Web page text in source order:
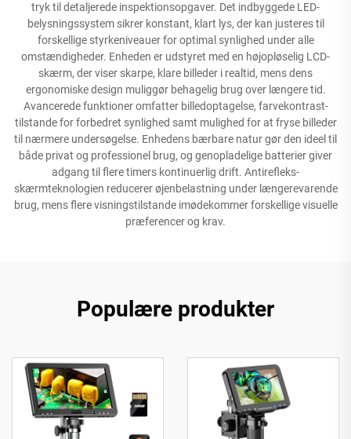
tryk til detaljerede inspektionsopgaver. Det indbyggede LED-
belysningssystem sikrer konstant, klart lys, der kan justeres til
forskellige styrkeniveauer for optimal synlighed under alle
omstændigheder. Enheden er udstyret med en højopløselig LCD-
skærm, der viser skarpe, klare billeder i realtid, mens dens
ergonomiske design muliggør behagelig brug over længere tid.
Avancerede funktioner omfatter billedoptagelse, farvekontrast-
tilstande for forbedret synlighed samt mulighed for at fryse billeder
til nærmere undersøgelse. Enhedens bærbare natur gør den ideel til
både privat og professionel brug, og genopladelige batterier giver
adgang til flere timers kontinuerlig drift. Antirefleks-
skærmteknologien reducerer øjenbelastning under længerevarende
brug, mens flere visningstilstande imødekommer forskellige visuelle
præferencer og krav.
Populære produkter